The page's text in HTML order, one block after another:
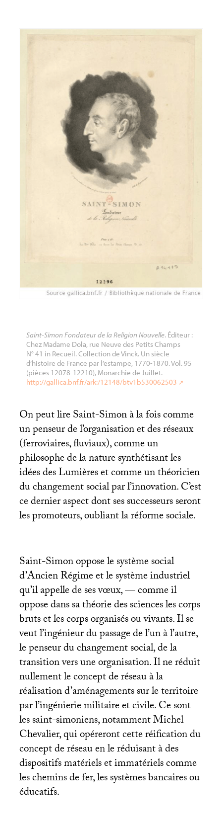
Saint-Simon Fondateur de la Religion Nouvelle. Éditeur :
Chez Madame Dola, rue Neuve des Petits Champs
N° 41 in Recueil. Collection de Vinck. Un siècle
d’histoire de France par l’estampe, 1770-1870. Vol. 95
(pièces 12078-12210), Monarchie de Juillet.
http://gallica.bnf.fr/ark:/12148/btv1b530062503
On peut lire Saint-Simon à la fois comme
un penseur de l’organisation et des réseaux
(ferroviaires, fluviaux), comme un
philosophe de la nature synthétisant les
idées des Lumières et comme un théoricien
du changement social par l’innovation. C’est
ce dernier aspect dont ses successeurs seront
les promoteurs, oubliant la réforme sociale.
Saint-Simon oppose le système social
d’Ancien Régime et le système industriel
qu’il appelle de ses vœux, — comme il
oppose dans sa théorie des sciences les corps
bruts et les corps organisés ou vivants. Il se
veut l’ingénieur du passage de l’un à l’autre,
le penseur du changement social, de la
transition vers une organisation. Il ne réduit
nullement le concept de réseau à la
réalisation d’aménagements sur le territoire
par l’ingénierie militaire et civile. Ce sont
les saint-simoniens, notamment Michel
Chevalier, qui opéreront cette réification du
concept de réseau en le réduisant à des
dispositifs matériels et immatériels comme
les chemins de fer, les systèmes bancaires ou
éducatifs.